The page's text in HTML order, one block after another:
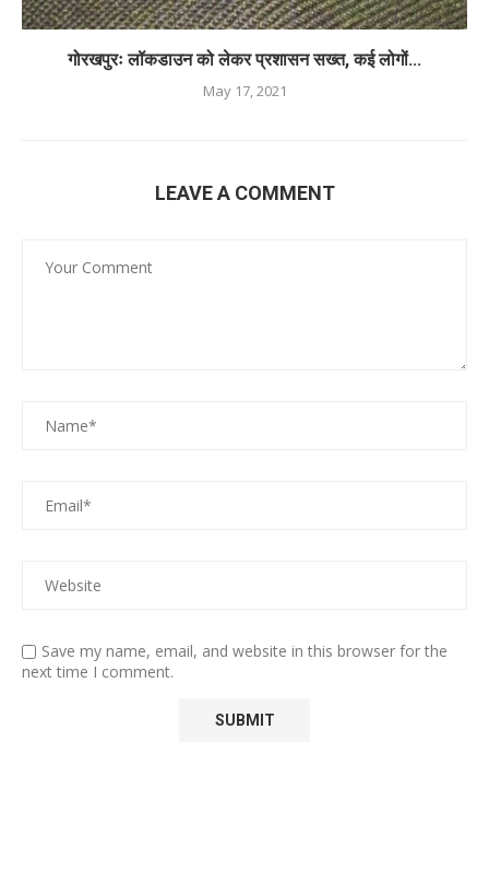
गोरखपुरः लॉकडाउन को लेकर प्रशासन सख्त, कई लोगों...
May 17, 2021
LEAVE A COMMENT
Save my name, email, and website in this browser for the
next time I comment.